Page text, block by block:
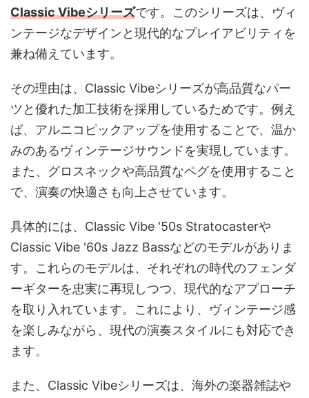
Classic Vibeシリーズです。このシリーズは、ヴィ
ンテージなデザインと現代的なプレイアビリティを
兼ね備えています。
その理由は、Classic Vibeシリーズが高品質なパー
ツと優れた加工技術を採用しているためです。例え
ば、アルニコピックアップを使用することで、温か
みのあるヴィンテージサウンドを実現しています。
また、グロスネックや高品質なペグを使用すること
で、演奏の快適さも向上させています。
具体的には、Classic Vibe '50s Stratocasterや
Classic Vibe '60s Jazz Bassなどのモデルがありま
す。これらのモデルは、それぞれの時代のフェンダ
ーギターを忠実に再現しつつ、現代的なアプローチ
を取り入れています。これにより、ヴィンテージ感
を楽しみながら、現代の演奏スタイルにも対応でき
ます。
また、Classic Vibeシリーズは、海外の楽器雑誌や